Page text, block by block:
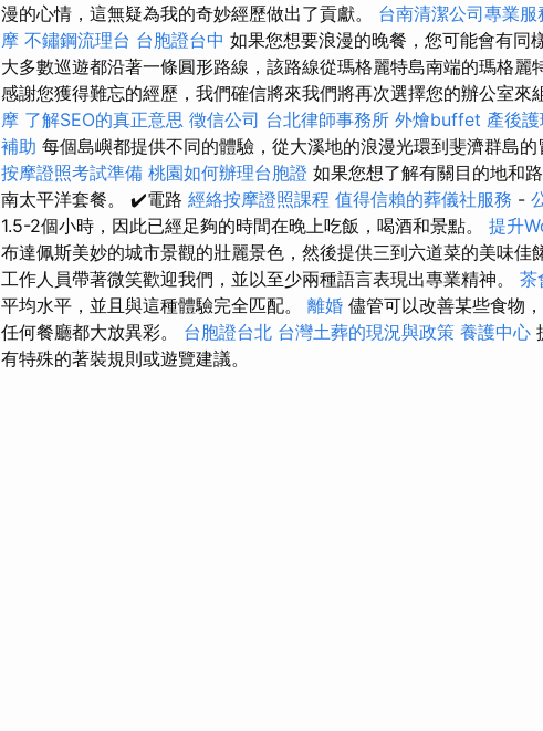
漫的心情，這無疑為我的奇妙經歷做出了貢獻。 台南清潔公司專業服
摩 不鏽鋼流理台 台胞證台中 如果您想要浪漫的晚餐，您可能會有同
大多數巡遊都沿著一條圓形路線，該路線從瑪格麗特島南端的瑪格麗
感謝您獲得難忘的經歷，我們確信將來我們將再次選擇您的辦公室來
摩 了解SEO的真正意思 徵信公司 台北律師事務所 外燴buffet 產後
補助 每個島嶼都提供不同的體驗，從大溪地的浪漫光環到斐濟群島的
按摩證照考試準備 桃園如何辦理台胞證 如果您想了解有關目的地和
南太平洋套餐。 ✔️電路 經絡按摩證照課程 值得信賴的葬儀社服務 -
1.5-2個小時，因此已經足夠的時間在晚上吃飯，喝酒和景點。 提升
布達佩斯美妙的城市景觀的壯麗景色，然後提供三到六道菜的美味佳
工作人員帶著微笑歡迎我們，並以至少兩種語言表現出專業精神。 茶
平均水平，並且與這種體驗完全匹配。 離婚 儘管可以改善某些食物
任何餐廳都大放異彩。 台胞證台北 台灣土葬的現況與政策 養護中心
有特殊的著裝規則或遊覽建議。